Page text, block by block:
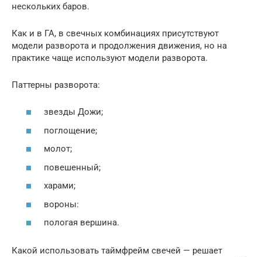
нескольких баров.
Как и в ГА, в свечных комбинациях присутствуют
модели разворота и продолжения движения, но на
практике чаще используют модели разворота.
Паттерны разворота:
звезды Дожи;
поглощение;
молот;
повешенный;
харами;
вороны:
пологая вершина.
Какой использовать таймфрейм свечей — решает